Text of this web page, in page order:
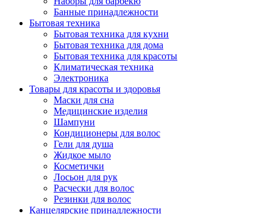
Банные принадлежности
Бытовая техника
Бытовая техника для кухни
Бытовая техника для дома
Бытовая техника для красоты
Климатическая техника
Электроника
Товары для красоты и здоровья
Маски для сна
Медицинские изделия
Шампуни
Кондиционеры для волос
Гели для душа
Жидкое мыло
Косметички
Лосьон для рук
Расчески для волос
Резинки для волос
Канцелярские принадлежности